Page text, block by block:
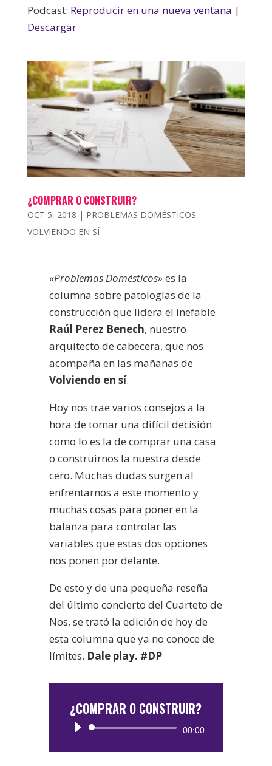
Podcast: Reproducir en una nueva ventana |
Descargar
¿COMPRAR O CONSTRUIR?
OCT 5, 2018 | PROBLEMAS DOMÉSTICOS,
VOLVIENDO EN SÍ
«Problemas Domésticos»es la
columna sobre patologías de la
construcción que lidera el inefable
Raúl Perez Benech, nuestro
arquitecto de cabecera, que nos
acompaña en las mañanas de
Volviendo en sí.
Hoy nos trae varios consejos a la
hora de tomar una difícil decisión
como lo es la de comprar una casa
o construirnos la nuestra desde
cero. Muchas dudas surgen al
enfrentarnos a este momento y
muchas cosas para poner en la
balanza para controlar las
variables que estas dos opciones
nos ponen por delante.
De esto y de una pequeña reseña
del último concierto del Cuarteto de
Nos, se trató la edición de hoy de
esta columna que ya no conoce de
límites. Dale play. #DP
¿COMPRAR O CONSTRUIR?
Reproductor
00:00